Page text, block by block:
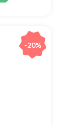
-20%